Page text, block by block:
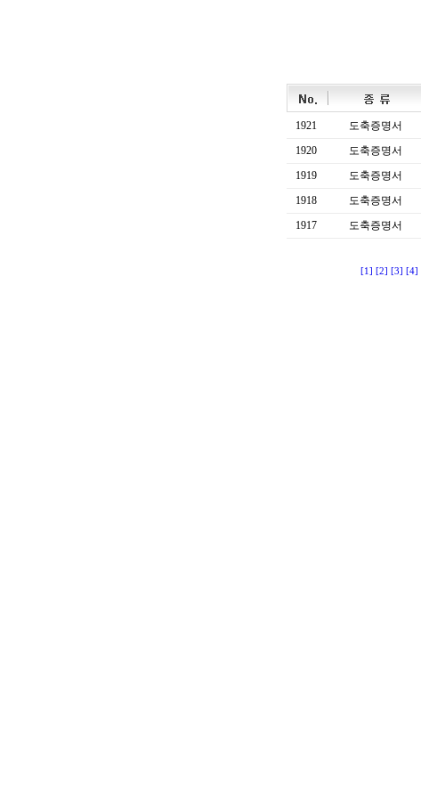
1921 도축증명서
1920
도축증명서
1919
도축증명서
1918
도축증명서
1917
도축증명서
[1] [2] [3] [4]